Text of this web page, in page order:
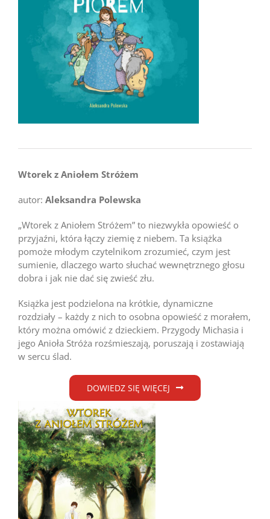
Wtorek z Aniołem Stróżem
autor: Aleksandra Polewska
„Wtorek z Aniołem Stróżem” to niezwykła opowieść o
przyjaźni, która łączy ziemię z niebem. Ta książka
pomoże młodym czytelnikom zrozumieć, czym jest
sumienie, dlaczego warto słuchać wewnętrznego głosu
dobra i jak nie dać się zwieść złu.
Książka jest podzielona na krótkie, dynamiczne
rozdziały – każdy z nich to osobna opowieść z morałem,
który można omówić z dzieckiem. Przygody Michasia i
jego Anioła Stróża rozśmieszają, poruszają i zostawiają
w sercu ślad.
DOWIEDZ SIĘ WIĘCEJ